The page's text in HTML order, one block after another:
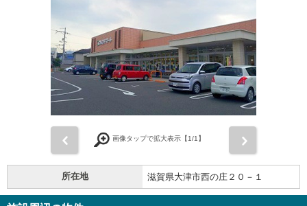
画像タップで拡大表示【1/1】
所在地 滋賀県大津市西の庄２０－１